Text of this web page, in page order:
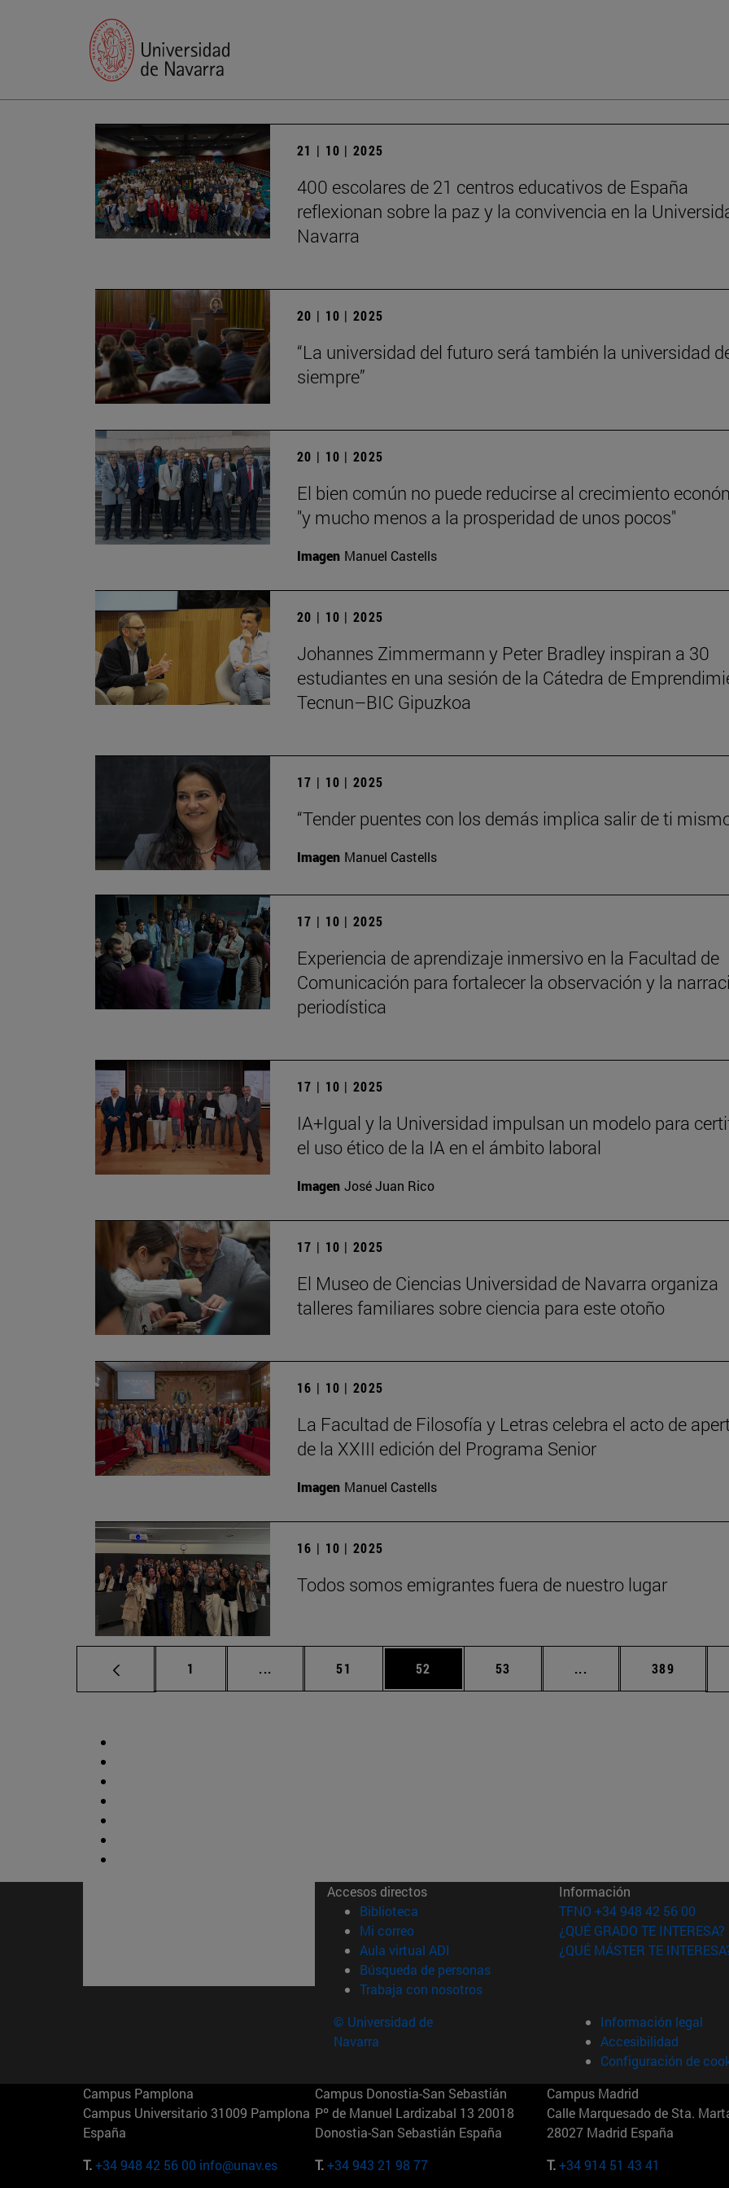
21 | 10 | 2025
400 escolares de 21 centros educativos de España
reflexionan sobre la paz y la convivencia en la
Navarra
20 | 10 | 2025
“La universidad del futuro será también la universidad
siempre”
20 | 10 | 2025
El bien común no puede reducirse al crecimiento
"y mucho menos a la prosperidad de unos pocos"
Imagen Manuel Castells
20 | 10 | 2025
Johannes Zimmermann y Peter Bradley inspiran a 30
estudiantes en una sesión de la Cátedra de
Tecnun–BIC Gipuzkoa
17 | 10 | 2025
“Tender puentes con los demás implica salir de ti
Imagen Manuel Castells
17 | 10 | 2025
Experiencia de aprendizaje inmersivo en la Facultad de
Comunicación para fortalecer la observación y la
periodística
17 | 10 | 2025
IA+Igual y la Universidad impulsan un modelo para
el uso ético de la IA en el ámbito laboral
Imagen José Juan Rico
17 | 10 | 2025
El Museo de Ciencias Universidad de Navarra organiza
talleres familiares sobre ciencia para este otoño
16 | 10 | 2025
La Facultad de Filosofía y Letras celebra el acto de
de la XXIII edición del Programa Senior
Imagen Manuel Castells
16 | 10 | 2025
Todos somos emigrantes fuera de nuestro lugar
Página
1 ... Páginas intermedias Use TAB para desplazarse.
Página
51 Página
52 Página
53 ... Páginas intermedias
Página
389
Accesos directos
Biblioteca (abre en nueva ventana)
Mi correo(abre en nueva ventana)
Aula virtual ADI (abre en nueva ventana)
Búsqueda de personas(abre en nueva ventana)
Trabaja con nosotros(abre en nueva ventana)
Información
TFNO +34 948 42 56 00
¿QUÉ GRADO TE INTERESA?
¿QUÉ MÁSTER TE
© Universidad de
Navarra
Información legal
Accesibilidad
Configuración de
Campus Pamplona
Campus Universitario 31009 Pamplona
España
T.+34 948 42 56 00 info@unav.es
Campus Donostia-San Sebastián
Pº de Manuel Lardizabal 13 20018
Donostia-San Sebastián España
T.+34 943 21 98 77
Campus Madrid
Calle Marquesado de Sta.
28027 Madrid España
T.+34 914 51 43 41